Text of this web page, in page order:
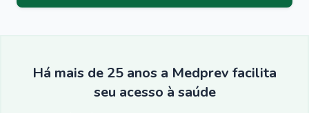
Há mais de 25 anos a Medprev facilita
seu acesso à saúde